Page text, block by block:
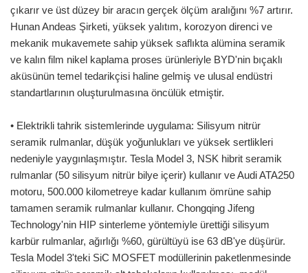
çıkarır ve üst düzey bir aracın gerçek ölçüm aralığını %7 artırır.
Hunan Andeas Şirketi, yüksek yalıtım, korozyon direnci ve
mekanik mukavemete sahip yüksek saflıkta alümina seramik
ve kalın film nikel kaplama proses ürünleriyle BYD'nin bıçaklı
aküsünün temel tedarikçisi haline gelmiş ve ulusal endüstri
standartlarının oluşturulmasına öncülük etmiştir.
• Elektrikli tahrik sistemlerinde uygulama: Silisyum nitrür
seramik rulmanlar, düşük yoğunlukları ve yüksek sertlikleri
nedeniyle yaygınlaşmıştır. Tesla Model 3, NSK hibrit seramik
rulmanlar (50 silisyum nitrür bilye içerir) kullanır ve Audi ATA250
motoru, 500.000 kilometreye kadar kullanım ömrüne sahip
tamamen seramik rulmanlar kullanır. Chongqing Jifeng
Technology'nin HIP sinterleme yöntemiyle ürettiği silisyum
karbür rulmanlar, ağırlığı %60, gürültüyü ise 63 dB'ye düşürür.
Tesla Model 3'teki SiC MOSFET modüllerinin paketlenmesinde